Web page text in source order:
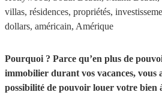
Pourquoi ? Parce qu’en plus de
immobilier durant vos vacances, vous
possibilité de pouvoir louer votre bien